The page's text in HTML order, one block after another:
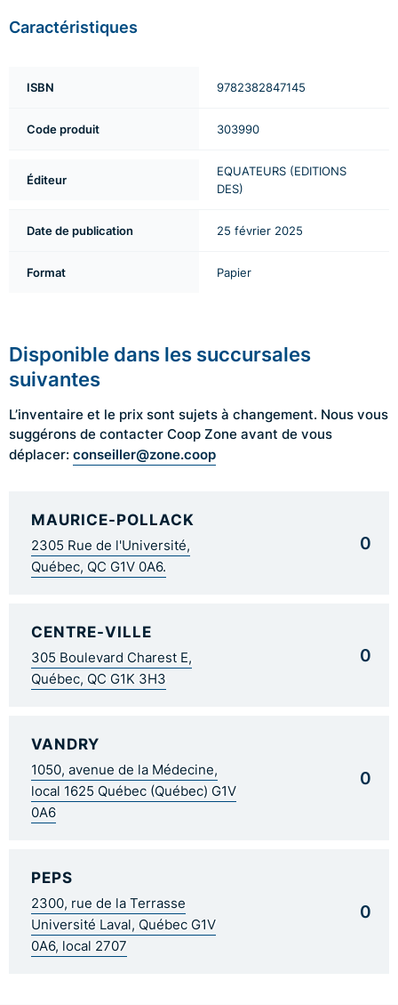
Caractéristiques
ISBN 9782382847145
Code produit 303990
Éditeur
EQUATEURS (EDITIONS
DES)
Date de publication 25 février 2025
Format Papier
Disponible dans les succursales
suivantes
L’inventaire et le prix sont sujets à changement. Nous vous
suggérons de contacter Coop Zone avant de vous
déplacer: conseiller@zone.coop
MAURICE-POLLACK
2305 Rue de l'Université,
Québec, QC G1V 0A6.
0
CENTRE-VILLE
305 Boulevard Charest E,
Québec, QC G1K 3H3
0
VANDRY
1050, avenue de la Médecine,
local 1625 Québec (Québec) G1V
0A6
0
PEPS
2300, rue de la Terrasse
Université Laval, Québec G1V
0A6, local 2707
0